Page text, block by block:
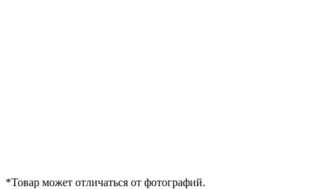
*Товар может отличаться от фотографий.